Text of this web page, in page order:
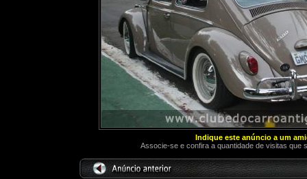
Indique este anúncio a um
Associe-se e confira a quantidade de visitas que